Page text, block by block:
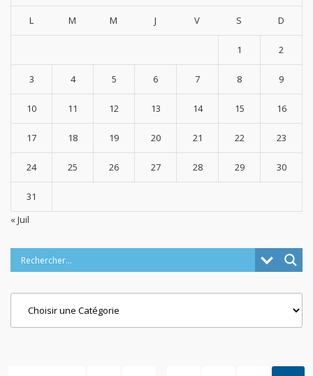
L M M J V S D
1 2
3 4 5 6 7 8 9
10 11 12 13 14 15 16
17 18 19 20 21 22 23
24 25 26 27 28 29 30
31
« Juil